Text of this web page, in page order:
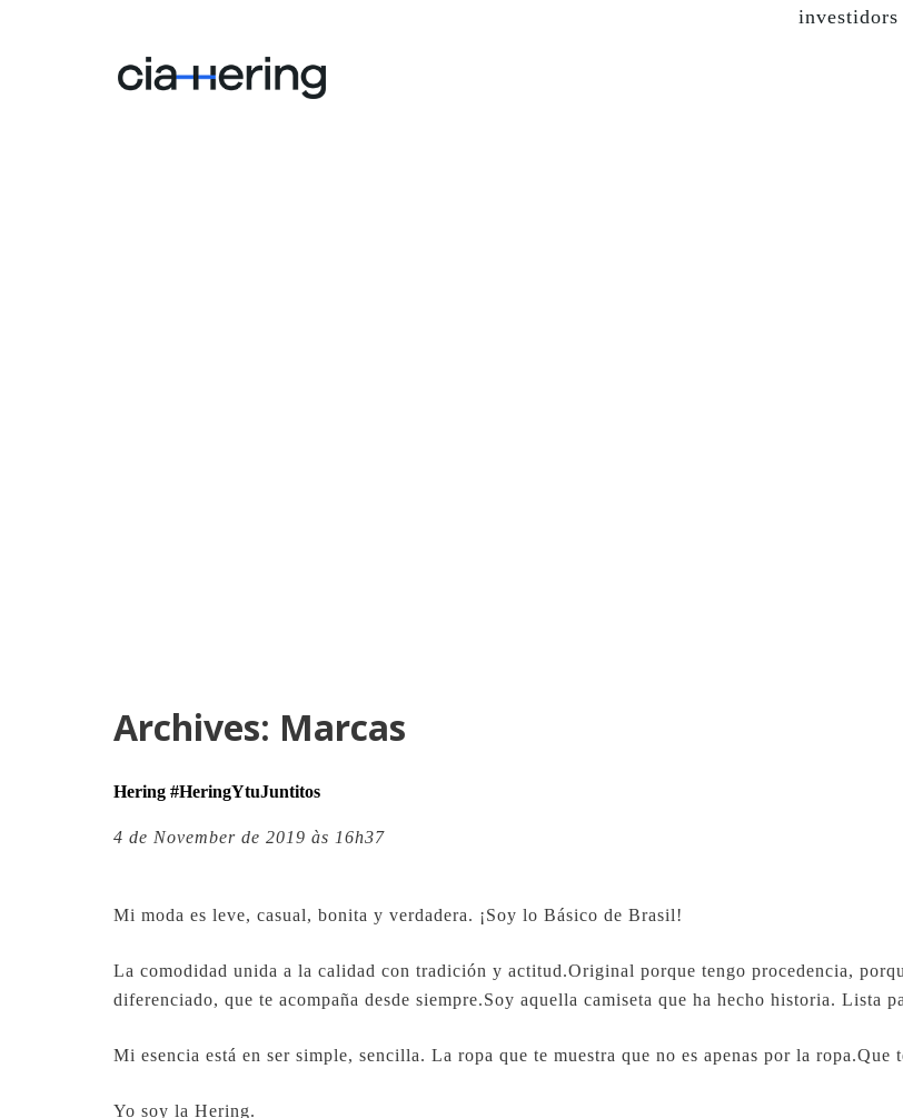
investidors
Archives: Marcas
Hering #HeringYtuJuntitos
4 de November de 2019 às 16h37
Mi moda es leve, casual, bonita y verdadera. ¡Soy lo Básico de Brasil!
La comodidad unida a la calidad con tradición y actitud.Original porque tengo procedencia,
diferenciado, que te acompaña desde siempre.Soy aquella camiseta que ha hecho historia. Lista
Mi esencia está en ser simple, sencilla. La ropa que te muestra que no es apenas por la
Yo soy la Hering.